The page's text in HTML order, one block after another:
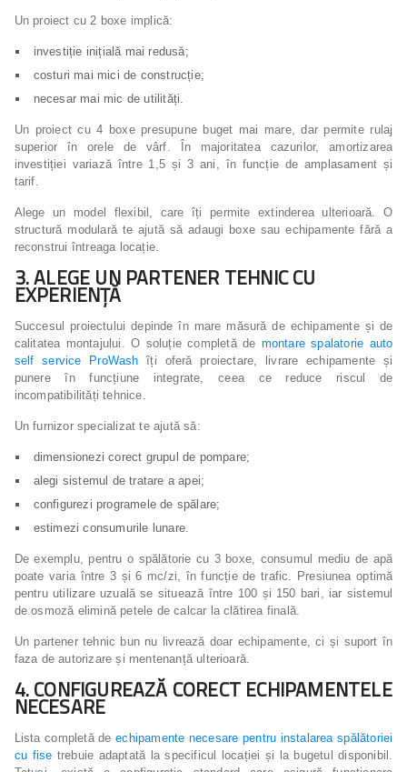
Un proiect cu 2 boxe implică:
investiție inițială mai redusă;
costuri mai mici de construcție;
necesar mai mic de utilități.
Un proiect cu 4 boxe presupune buget mai mare, dar permite rulaj
superior în orele de vârf. În majoritatea cazurilor, amortizarea
investiției variază între 1,5 și 3 ani, în funcție de amplasament și
tarif.
Alege un model flexibil, care îți permite extinderea ulterioară. O
structură modulară te ajută să adaugi boxe sau echipamente fără a
reconstrui întreaga locație.
3. ALEGE UN PARTENER TEHNIC CU
EXPERIENȚĂ
Succesul proiectului depinde în mare măsură de echipamente și de
calitatea montajului. O soluție completă de montare spalatorie auto
self service ProWash îți oferă proiectare, livrare echipamente și
punere în funcțiune integrate, ceea ce reduce riscul de
incompatibilități tehnice.
Un furnizor specializat te ajută să:
dimensionezi corect grupul de pompare;
alegi sistemul de tratare a apei;
configurezi programele de spălare;
estimezi consumurile lunare.
De exemplu, pentru o spălătorie cu 3 boxe, consumul mediu de apă
poate varia între 3 și 6 mc/zi, în funcție de trafic. Presiunea optimă
pentru utilizare uzuală se situează între 100 și 150 bari, iar sistemul
de osmoză elimină petele de calcar la clătirea finală.
Un partener tehnic bun nu livrează doar echipamente, ci și suport în
faza de autorizare și mentenanță ulterioară.
4. CONFIGUREAZĂ CORECT ECHIPAMENTELE
NECESARE
Lista completă deechipamente necesare pentru instalarea spălătoriei
cu fise trebuie adaptată la specificul locației și la bugetul disponibil.